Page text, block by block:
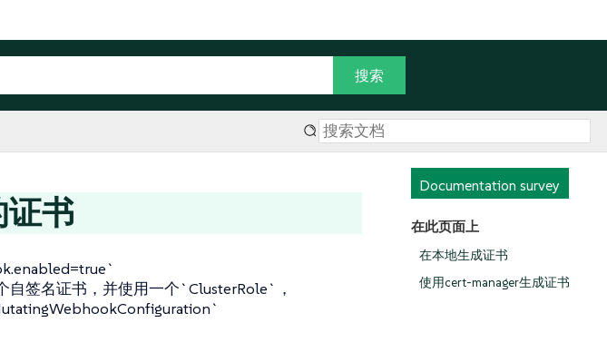
Documentation survey
在此页面上
在本地生成证书
使用cert-manager生成证书
证书
自签名证书，并使用一个`ClusterRole`，